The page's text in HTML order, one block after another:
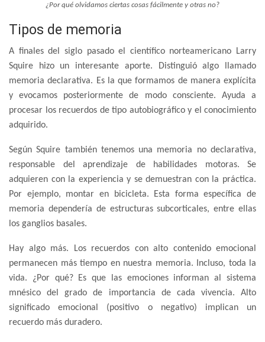
¿Por qué olvidamos ciertas cosas fácilmente y otras no?
Tipos de memoria
A finales del siglo pasado el científico norteamericano Larry
Squire hizo un interesante aporte. Distinguió algo llamado
memoria declarativa. Es la que formamos de manera explícita
y evocamos posteriormente de modo consciente. Ayuda a
procesar los recuerdos de tipo autobiográfico y el conocimiento
adquirido.
Según Squire también tenemos una memoria no declarativa,
responsable del aprendizaje de habilidades motoras. Se
adquieren con la experiencia y se demuestran con la práctica.
Por ejemplo, montar en bicicleta. Esta forma específica de
memoria dependería de estructuras subcorticales, entre ellas
los ganglios basales.
Hay algo más. Los recuerdos con alto contenido emocional
permanecen más tiempo en nuestra memoria. Incluso, toda la
vida. ¿Por qué? Es que las emociones informan al sistema
mnésico del grado de importancia de cada vivencia. Alto
significado emocional (positivo o negativo) implican un
recuerdo más duradero.